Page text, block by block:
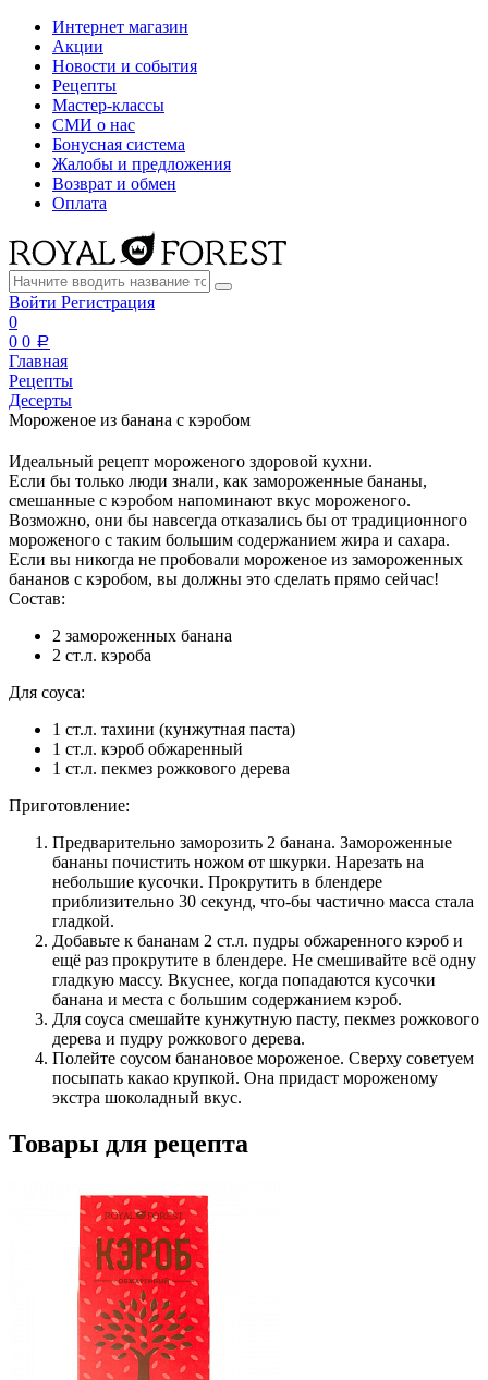
Интернет магазин
Акции
Новости и события
Рецепты
Мастер-классы
СМИ о нас
Бонусная система
Жалобы и предложения
Возврат и обмен
Оплата
Войти Регистрация
0
0 0 a
Главная
Рецепты
Десерты
Мороженое из банана с кэробом
Идеальный рецепт мороженого здоровой кухни.
Если бы только люди знали, как замороженные бананы,
смешанные с кэробом напоминают вкус мороженого.
Возможно, они бы навсегда отказались бы от традиционного
мороженого с таким большим содержанием жира и сахара.
Если вы никогда не пробовали мороженое из замороженных
бананов с кэробом, вы должны это сделать прямо сейчас!
Состав:
2 замороженных банана
2 ст.л. кэроба
Для соуса:
1 ст.л. тахини (кунжутная паста)
1 ст.л. кэроб обжаренный
1 ст.л. пекмез рожкового дерева
Приготовление:
Предварительно заморозить 2 банана. Замороженные
бананы почистить ножом от шкурки. Нарезать на
небольшие кусочки. Прокрутить в блендере
приблизительно 30 секунд, что-бы частично масса стала
гладкой.
Добавьте к бананам 2 ст.л. пудры обжаренного кэроб и
ещё раз прокрутите в блендере. Не смешивайте всё одну
гладкую массу. Вкуснее, когда попадаются кусочки
банана и места с большим содержанием кэроб.
Для соуса смешайте кунжутную пасту, пекмез рожкового
дерева и пудру рожкового дерева.
Полейте соусом банановое мороженое. Сверху советуем
посыпать какао крупкой. Она придаст мороженому
экстра шоколадный вкус.
Товары для рецепта